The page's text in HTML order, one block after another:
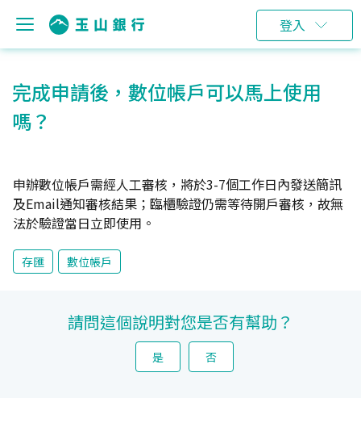
登入
完成申請後，數位帳戶可以馬上使用
嗎？
申辦數位帳戶需經人工審核，將於3-7個工作日內發送簡訊
及Email通知審核結果；臨櫃驗證仍需等待開戶審核，故無
法於驗證當日立即使用。
存匯 數位帳戶
請問這個說明對您是否有幫助？
是 否